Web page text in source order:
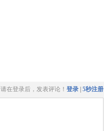
请在登录后，发表评论！ 登录 5秒注册